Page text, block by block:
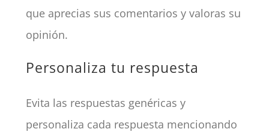
que aprecias sus comentarios y valoras su
opinión.
Personaliza tu respuesta
Evita las respuestas genéricas y
personaliza cada respuesta mencionando